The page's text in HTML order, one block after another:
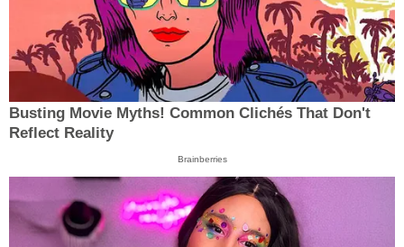
Busting Movie Myths! Common Clichés That Don't
Reflect Reality
Brainberries